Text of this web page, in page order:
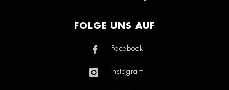
FOLGE UNS AUF
Facebook
Instagram